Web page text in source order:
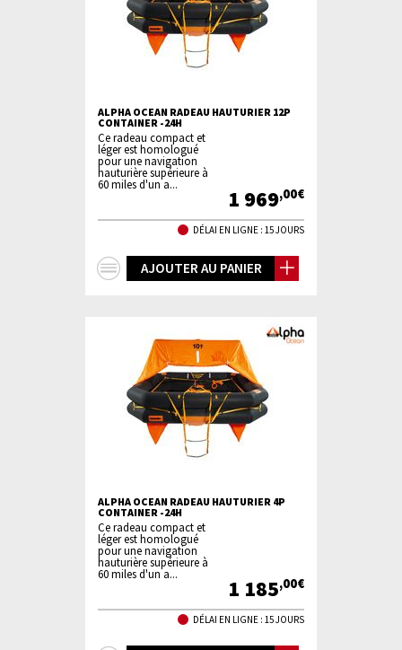
ALPHA OCEAN RADEAU HAUTURIER 12P
CONTAINER -24H
Ce radeau compact et
léger est homologué
pour une navigation
hauturière supérieure à
60 miles d'un a...
1 969,00€
DÉLAI EN LIGNE : 15 JOURS
AJOUTER AU PANIER
ALPHA OCEAN RADEAU HAUTURIER 4P
CONTAINER -24H
Ce radeau compact et
léger est homologué
pour une navigation
hauturière supérieure à
60 miles d'un a...
1 185,00€
DÉLAI EN LIGNE : 15 JOURS